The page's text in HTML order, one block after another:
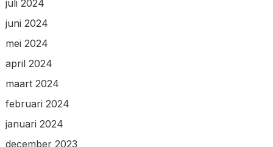
juli 2024
juni 2024
mei 2024
april 2024
maart 2024
februari 2024
januari 2024
december 2023